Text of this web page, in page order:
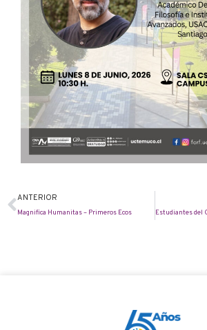
ANTERIOR
Magnifica Humanitas – Primeros Ecos